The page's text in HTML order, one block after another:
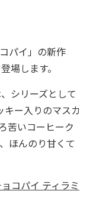
パイ」の新作
場します。
シリーズとして
ー入りのマスカ
苦いコーヒーク
ほんのり甘くて
コパイ ティラミ